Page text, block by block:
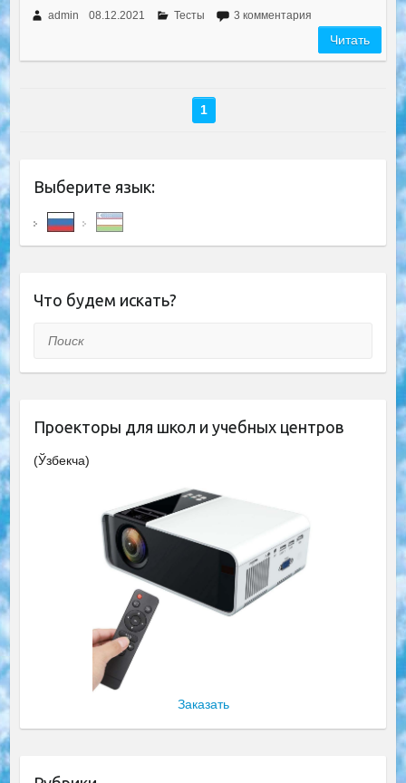
admin 08.12.2021 Тесты 3 комментария
Читать
1
Выберите язык:
Что будем искать?
Поиск
Проекторы для школ и учебных центров
(Ўзбекча)
Заказать